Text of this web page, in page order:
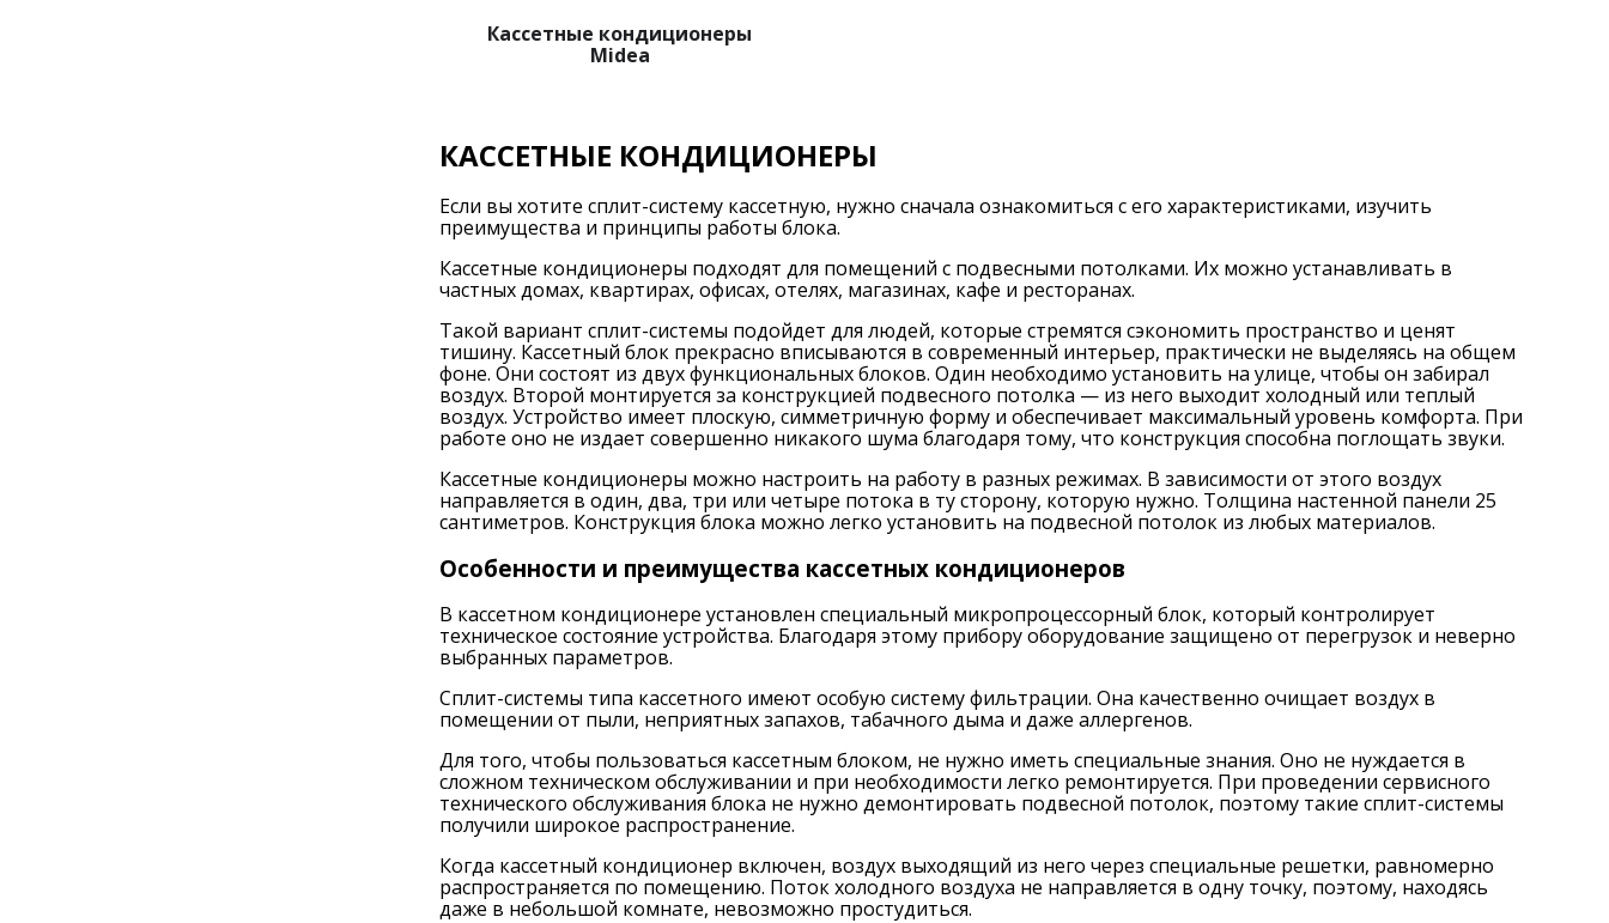
Кассетные кондиционеры
Midea
КАССЕТНЫЕ КОНДИЦИОНЕРЫ
Если вы хотите сплит-систему кассетную, нужно сначала ознакомиться с его характеристиками, изучить
преимущества и принципы работы блока.
Кассетные кондиционеры подходят для помещений с подвесными потолками. Их можно устанавливать в
частных домах, квартирах, офисах, отелях, магазинах, кафе и ресторанах.
Такой вариант сплит-системы подойдет для людей, которые стремятся сэкономить пространство и ценят
тишину. Кассетный блок прекрасно вписываются в современный интерьер, практически не выделяясь на общем
фоне. Они состоят из двух функциональных блоков. Один необходимо установить на улице, чтобы он забирал
воздух. Второй монтируется за конструкцией подвесного потолка — из него выходит холодный или теплый
воздух. Устройство имеет плоскую, симметричную форму и обеспечивает максимальный уровень комфорта. При
работе оно не издает совершенно никакого шума благодаря тому, что конструкция способна поглощать звуки.
Кассетные кондиционеры можно настроить на работу в разных режимах. В зависимости от этого воздух
направляется в один, два, три или четыре потока в ту сторону, которую нужно. Толщина настенной панели 25
сантиметров. Конструкция блока можно легко установить на подвесной потолок из любых материалов.
Особенности и преимущества кассетных кондиционеров
В кассетном кондиционере установлен специальный микропроцессорный блок, который контролирует
техническое состояние устройства. Благодаря этому прибору оборудование защищено от перегрузок и неверно
выбранных параметров.
Сплит-системы типа кассетного имеют особую систему фильтрации. Она качественно очищает воздух в
помещении от пыли, неприятных запахов, табачного дыма и даже аллергенов.
Для того, чтобы пользоваться кассетным блоком, не нужно иметь специальные знания. Оно не нуждается в
сложном техническом обслуживании и при необходимости легко ремонтируется. При проведении сервисного
технического обслуживания блока не нужно демонтировать подвесной потолок, поэтому такие сплит-системы
получили широкое распространение.
Когда кассетный кондиционер включен, воздух выходящий из него через специальные решетки, равномерно
распространяется по помещению. Поток холодного воздуха не направляется в одну точку, поэтому, находясь
даже в небольшой комнате, невозможно простудиться.